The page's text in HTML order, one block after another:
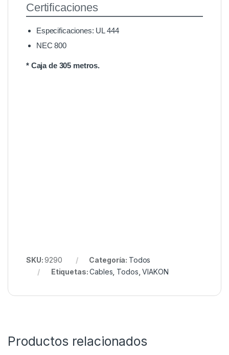
Certificaciones
Especificaciones: UL 444
NEC 800
* Caja de 305 metros.
SKU:9290 Categoría: Todos
Etiquetas:Cables Todos ,VIAKON
Productos relacionados